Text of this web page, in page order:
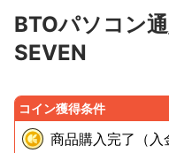
BTOパソコン
SEVEN
コイン獲得条件
商品購入完了（入